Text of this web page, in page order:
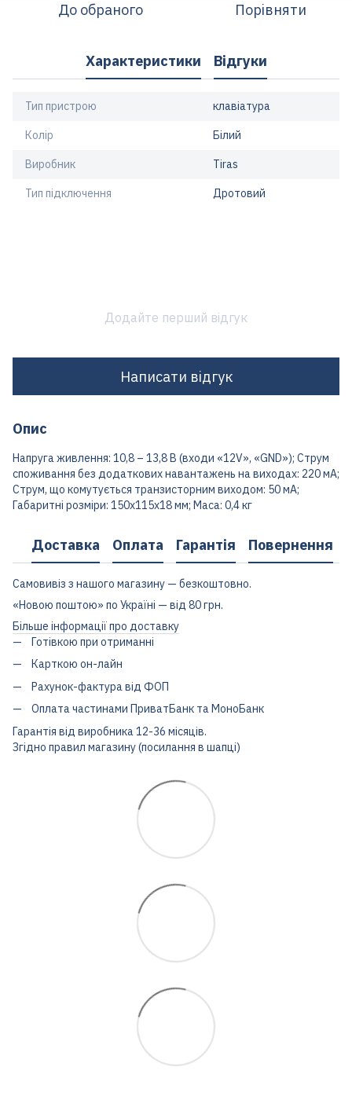
До обраного Порівняти
Характеристики Відгуки
Тип пристрою клавіатура
Колір Білий
Виробник Tiras
Тип підключення Дротовий
Додайте перший відгук
Написати відгук
Опис
Напруга живлення: 10,8 – 13,8 В (входи «12V», «GND»); Струм
споживання без додаткових навантажень на виходах: 220 мА;
Струм, що комутується транзисторним виходом: 50 мА;
Габаритні розміри: 150х115х18 мм; Маса: 0,4 кг
Доставка Оплата Гарантія Повернення
Самовивіз з нашого магазину — безкоштовно.
«Новою поштою» по Україні — від 80 грн.
Більше інформації про доставку
Готівкою при отриманні
Карткою он-лайн
Рахунок-фактура від ФОП
Оплата частинами ПриватБанк та МоноБанк
Гарантія від виробника 12-36 місяців.
Згідно правил магазину (посилання в шапці)